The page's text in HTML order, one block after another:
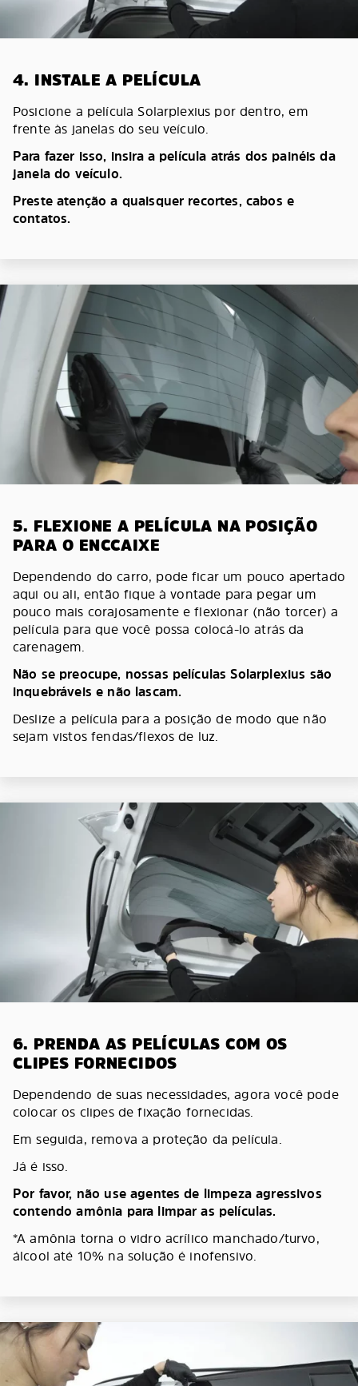
4. INSTALE A PELÍCULA
Posicione a película Solarplexius por dentro, em
frente às janelas do seu veículo.
Para fazer isso, insira a película atrás dos painéis da
janela do veículo.
Preste atenção a quaisquer recortes, cabos e
contatos.
5. FLEXIONE A PELÍCULA NA POSIÇÃO
PARA O ENCCAIXE
Dependendo do carro, pode ficar um pouco apertado
aqui ou ali, então fique à vontade para pegar um
pouco mais corajosamente e flexionar (não torcer) a
película para que você possa colocá-lo atrás da
carenagem.
Não se preocupe, nossas películas Solarplexius são
inquebráveis e não lascam.
Deslize a película para a posição de modo que não
sejam vistos fendas/flexos de luz.
6. PRENDA AS PELÍCULAS COM OS
CLIPES FORNECIDOS
Dependendo de suas necessidades, agora você pode
colocar os clipes de fixação fornecidas.
Em seguida, remova a proteção da película.
Já é isso.
Por favor, não use agentes de limpeza agressivos
contendo amônia para limpar as películas.
*A amônia torna o vidro acrílico manchado/turvo,
álcool até 10% na solução é inofensivo.